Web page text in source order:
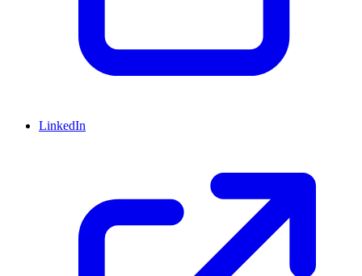
LinkedIn